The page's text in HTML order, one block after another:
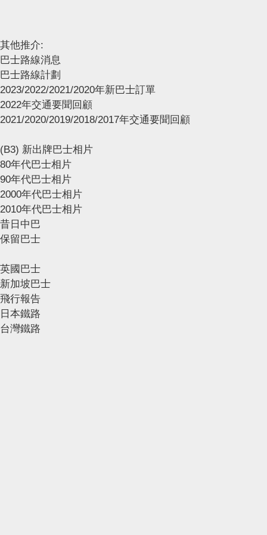
其他推介:
巴士路線消息
巴士路線計劃
2023/2022/2021/2020年新巴士訂單
2022年交通要聞回顧
2021/2020/2019/2018/2017年交通要聞回顧
(B3) 新出牌巴士相片
80年代巴士相片
90年代巴士相片
2000年代巴士相片
2010年代巴士相片
昔日中巴
保留巴士
英國巴士
新加坡巴士
飛行報告
日本鐵路
台灣鐵路